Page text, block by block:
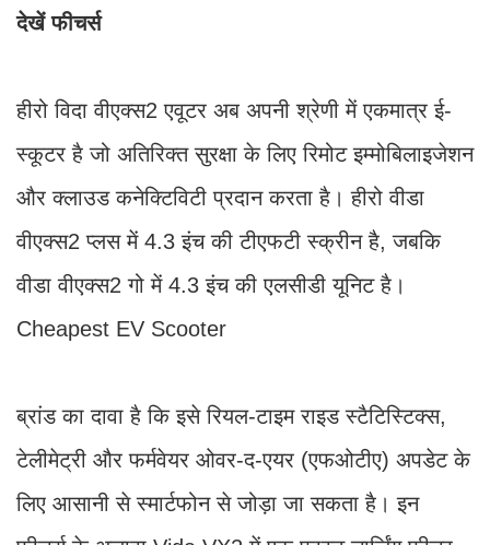
देखें फीचर्स
हीरो विदा वीएक्स2 एवूटर अब अपनी श्रेणी में एकमात्र ई-
स्कूटर है जो अतिरिक्त सुरक्षा के लिए रिमोट इम्मोबिलाइजेशन
और क्लाउड कनेक्टिविटी प्रदान करता है। हीरो वीडा
वीएक्स2 प्लस में 4.3 इंच की टीएफटी स्क्रीन है, जबकि
वीडा वीएक्स2 गो में 4.3 इंच की एलसीडी यूनिट है।
Cheapest EV Scooter
ब्रांड का दावा है कि इसे रियल-टाइम राइड स्टैटिस्टिक्स,
टेलीमेट्री और फर्मवेयर ओवर-द-एयर (एफओटीए) अपडेट के
लिए आसानी से स्मार्टफोन से जोड़ा जा सकता है। इन